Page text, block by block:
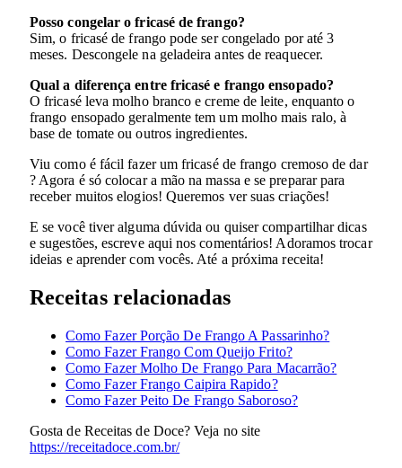
Posso congelar o fricasé de frango?
Sim, o fricasé de frango pode ser congelado por até 3
meses. Descongele na geladeira antes de reaquecer.
Qual a diferença entre fricasé e frango ensopado?
O fricasé leva molho branco e creme de leite, enquanto o
frango ensopado geralmente tem um molho mais ralo, à
base de tomate ou outros ingredientes.
Viu como é fácil fazer um fricasé de frango cremoso de dar
? Agora é só colocar a mão na massa e se preparar para
receber muitos elogios! Queremos ver suas criações!
E se você tiver alguma dúvida ou quiser compartilhar dicas
e sugestões, escreve aqui nos comentários! Adoramos trocar
ideias e aprender com vocês. Até a próxima receita!
Receitas relacionadas
Como Fazer Porção De Frango A Passarinho?
Como Fazer Frango Com Queijo Frito?
Como Fazer Molho De Frango Para Macarrão?
Como Fazer Frango Caipira Rapido?
Como Fazer Peito De Frango Saboroso?
Gosta de Receitas de Doce? Veja no site
https://receitadoce.com.br/